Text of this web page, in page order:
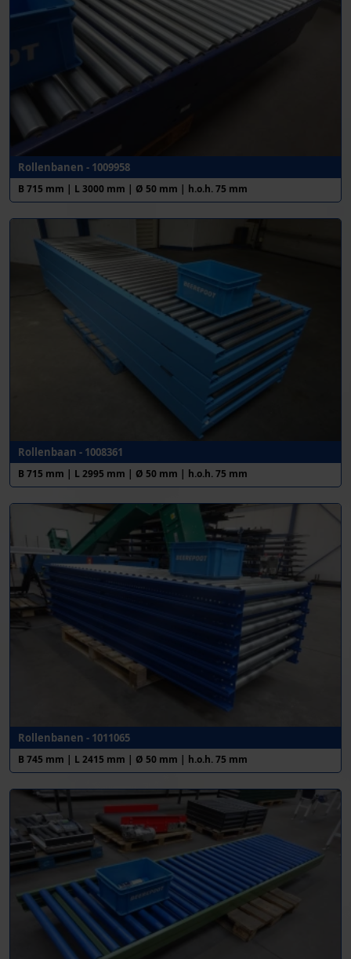
Rollenbanen - 1009958
B 715 mm | L 3000 mm | Ø 50 mm | h.o.h. 75 mm
Rollenbaan - 1008361
B 715 mm | L 2995 mm | Ø 50 mm | h.o.h. 75 mm
Rollenbanen - 1011065
B 745 mm | L 2415 mm | Ø 50 mm | h.o.h. 75 mm